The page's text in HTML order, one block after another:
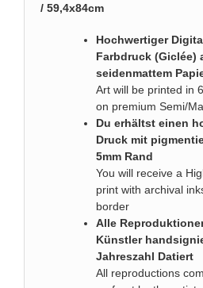
/ 59,4x84cm
Hochwertiger
Farbdruck (Giclée)
seidenmattem
Art will be printed in
on premium Semi/
Du erhältst einen
Druck mit
5mm Rand
You will receive a
print with archival
border
Alle
Künstler
Jahreszahl Datiert
All reproductions